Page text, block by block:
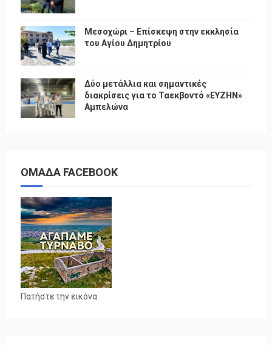
Μεσοχώρι – Επίσκεψη στην εκκλησία
του Αγίου Δημητρίου
Δύο μετάλλια και σημαντικές
διακρίσεις για το Ταεκβοντό «ΕΥΖΗΝ»
Αμπελώνα
ΟΜΑΔΑ FACEBOOK
Πατήστε την εικόνα